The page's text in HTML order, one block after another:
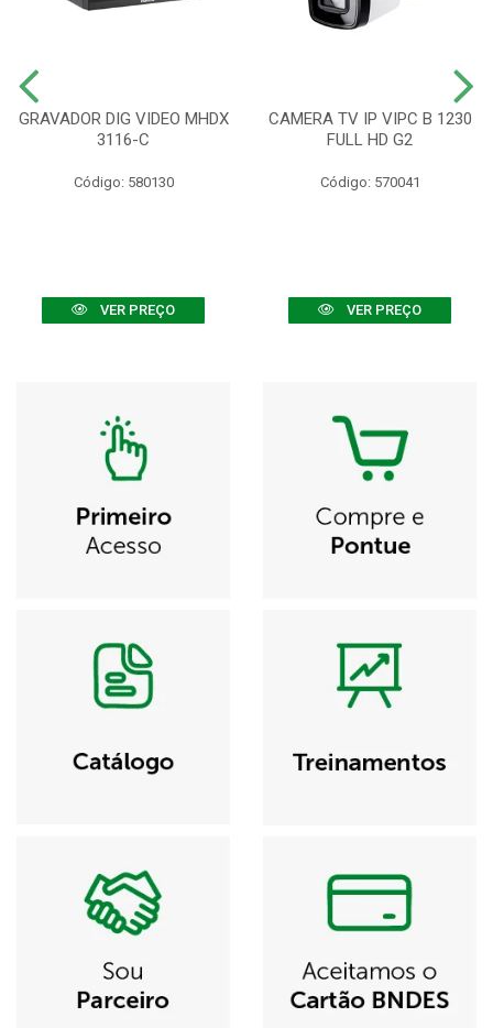
GRAVADOR DIG VIDEO MHDX
3116-C
Código: 580130
VER PREÇO
CAMERA TV IP VIPC B 1230
FULL HD G2
Código: 570041
VER PREÇO